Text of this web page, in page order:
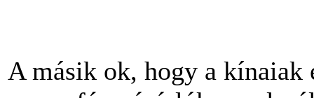
A másik ok, hogy a kínaiak